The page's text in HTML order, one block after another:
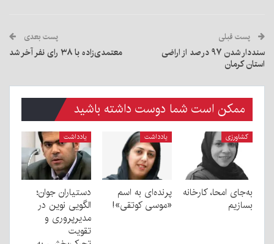
پست قبلی
سنددار شدن ۹۷ درصد از اراضی
استان کرمان
پست بعدی
معتمدی‌زاده با ۳۸ رای نفر آخر شد
ممکن است شما دوست داشته باشید
کشاورزی
به‌جای امحا، کارخانه
بسازیم
یادداشت
پرنده‌ای به اسم
«موسی کوتقی»!
یادداشت
دستیاران جوان؛
الگویی نوین در
مدیرپروری و
تقویت